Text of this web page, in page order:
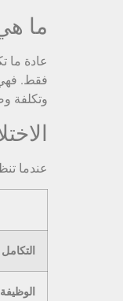
ما هي
عادة ما
فقط. فهي
وتكلفة
عندما
التكامل
الوظيفة